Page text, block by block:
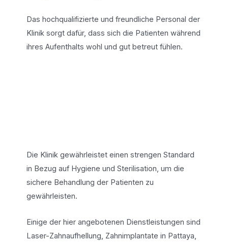
Das hochqualifizierte und freundliche Personal der
Klinik sorgt dafür, dass sich die Patienten während
ihres Aufenthalts wohl und gut betreut fühlen.
Die Klinik gewährleistet einen strengen Standard
in Bezug auf Hygiene und Sterilisation, um die
sichere Behandlung der Patienten zu
gewährleisten.
Einige der hier angebotenen Dienstleistungen sind
Laser-Zahnaufhellung, Zahnimplantate in Pattaya,